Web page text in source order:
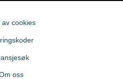
av cookies
oss